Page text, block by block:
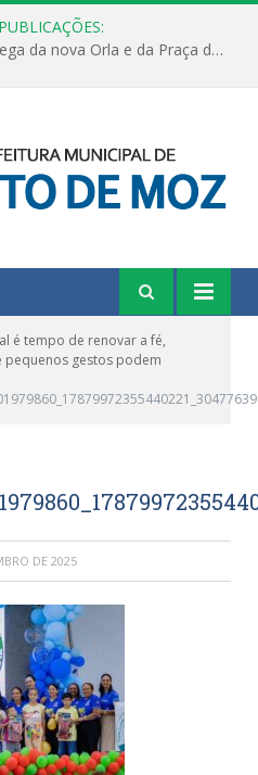
Últimos detalhes para a entrega da nova Orla e da Praça do Praião
é tempo de renovar a fé,
gestos podem
DE 2025